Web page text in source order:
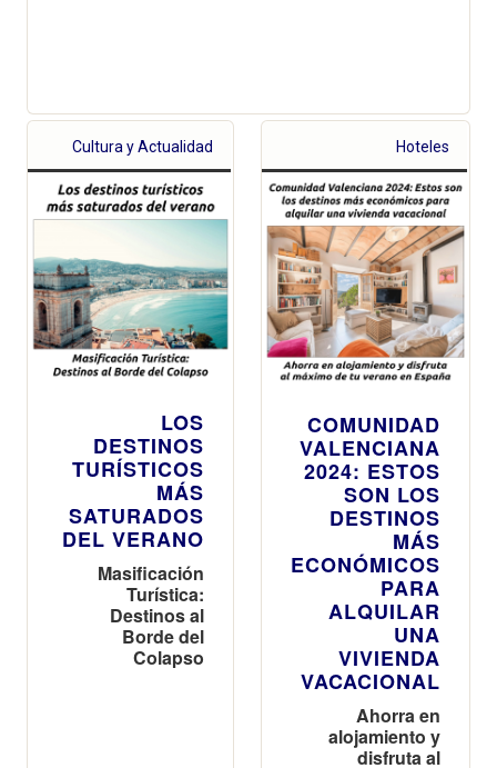
Cultura y Actualidad
LOS
DESTINOS
TURÍSTICOS
MÁS
SATURADOS
DEL VERANO
Masificación
Turística:
Destinos al
Borde del
Colapso
Hoteles
COMUNIDAD
VALENCIANA
2024: ESTOS
SON LOS
DESTINOS
MÁS
ECONÓMICOS
PARA
ALQUILAR
UNA
VIVIENDA
VACACIONAL
Ahorra en
alojamiento y
disfruta al